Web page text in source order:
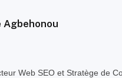
Agbehonou
Web SEO et Stratège de